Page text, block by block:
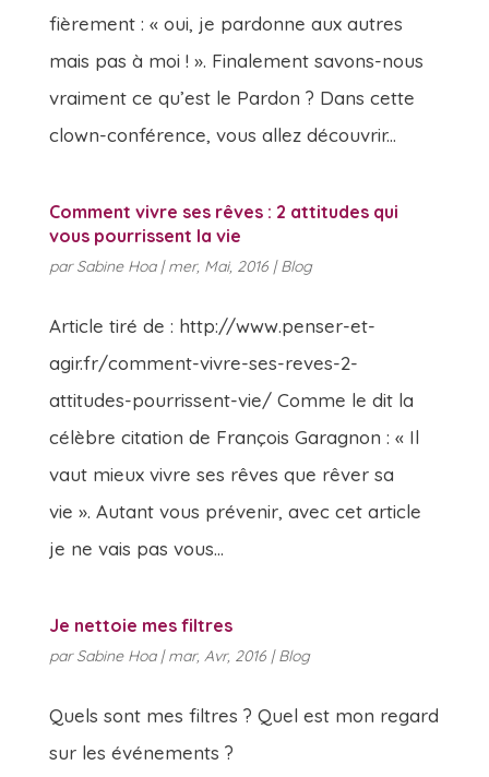
fièrement : « oui, je pardonne aux autres
mais pas à moi ! ». Finalement savons-nous
vraiment ce qu’est le Pardon ? Dans cette
clown-conférence, vous allez découvrir...
Comment vivre ses rêves : 2 attitudes qui
vous pourrissent la vie
parSabine Hoa|mer, Mai, 2016|Blog
Article tiré de : http://www.penser-et-
agir.fr/comment-vivre-ses-reves-2-
attitudes-pourrissent-vie/ Comme le dit la
célèbre citation de François Garagnon : « Il
vaut mieux vivre ses rêves que rêver sa
vie ». Autant vous prévenir, avec cet article
je ne vais pas vous...
Je nettoie mes filtres
parSabine Hoa|mar, Avr, 2016|Blog
Quels sont mes filtres ? Quel est mon regard
sur les événements ?